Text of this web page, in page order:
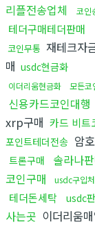
리플전송업체
코인
테더구매테더판매
코인무통 재테크자
매 usdc현금화
이더리움현금화 모든코
신용카드코인대행
xrp구매 카드 비트
포인트테더전송 암
트론구매 솔라나
코인구매
usdc구입처
테더돈세탁 usdc
사는곳 이더리움